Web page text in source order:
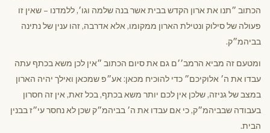
הכתוב ״תנו את ארון הקדש בבית אשר בנה שלמה וגו׳, ללמדנו – שאין זו
פעולה של סילוק ונטילת הארון ממקומו, אלא אדרבה, זהו ענין של נתינה
בביהמ״ק.
ומטעם זה מביא הרמב׳׳ם גם את סיום הכתוב ״אין לכן משא בכתף עתה
עבדו את ה׳ אלוקיכם״ כדי להוכיח מכאן: אע״פ שמכאן ואילך יהיה הארון
במצב של גניזה, שלכן אין לכם יותר משא בכתף, בכל זאת, אין זה חסרון
בעבודה שבביהמ״ק, כי אם עבדו את ה׳ בביהמ״ק שכן לא נחסר עי״ז בבנין
הבית.